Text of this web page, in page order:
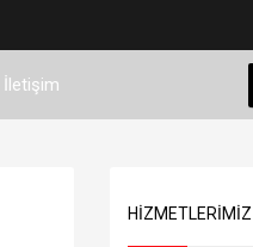
İletişim
HIZMETLERIMIZ